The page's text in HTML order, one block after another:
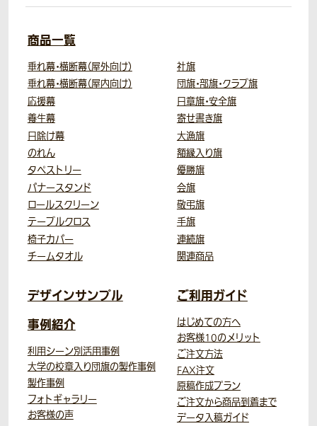
商品一覧
垂れ幕・横断幕（屋外向け）
垂れ幕・横断幕（屋内向け）
応援幕
養生幕
日除け幕
のれん
タペストリー
バナースタンド
ロールスクリーン
テーブルクロス
椅子カバー
チームタオル
社旗
団旗・部旗・クラブ旗
日章旗・安全旗
寄せ書き旗
大漁旗
額縁入り旗
優勝旗
会旗
敬弔旗
手旗
連続旗
関連商品
デザインサンプル
事例紹介
利用シーン別活用事例
大学の校章入り団旗の製作事例
製作事例
フォトギャラリー
お客様の声
ご利用ガイド
はじめての方へ
お客様10のメリット
ご注文方法
FAX注文
原稿作成プラン
ご注文から商品到着まで
データ入稿ガイド